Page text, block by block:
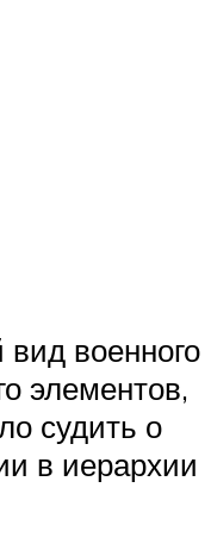
военного
элементов,
судить о
в иерархии